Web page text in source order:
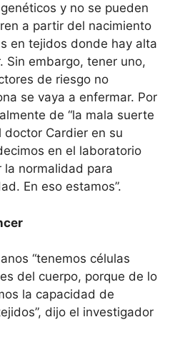
y no se pueden
a partir del nacimiento
en tejidos donde hay alta
Sin embargo, tener uno,
de riesgo no
se vaya a enfermar. Por
de “la mala suerte
doctor Cardier en su
en el laboratorio
la normalidad para
En eso estamos”.
“tenemos células
del cuerpo, porque de lo
la capacidad de
dijo el investigador